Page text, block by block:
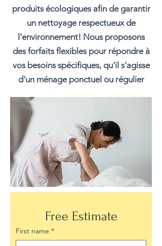
produits écologiques afin de garantir
un nettoyage respectueux de
l'environnement! Nous proposons
des forfaits flexibles pour répondre à
vos besoins spécifiques, qu'il s'agisse
d'un ménage ponctuel ou régulier
Free Estimate
First name *